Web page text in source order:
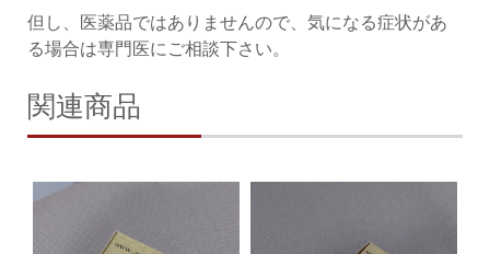
但し、医薬品ではありませんので、気になる症状があ
る場合は専門医にご相談下さい。
関連商品